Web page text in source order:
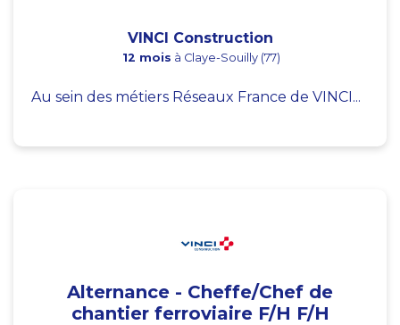
VINCI Construction
12 mois à Claye-Souilly (77)
Au sein des métiers Réseaux France de VINCI...
Alternance - Cheffe/Chef de
chantier ferroviaire F/H F/H